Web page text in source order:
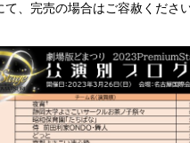
、完売の場合はご容赦ください